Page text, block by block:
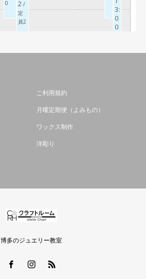
ご利用規約
月曜定期便（よみもの）
ワックス制作
洋彫り
博多のジュエリー教室